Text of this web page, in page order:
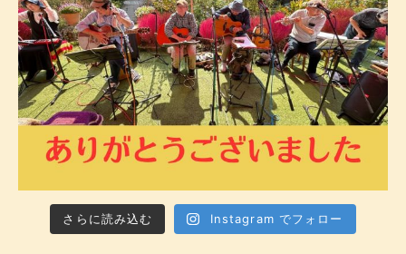
さらに読み込む Instagram でフォロー